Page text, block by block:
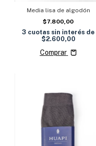
Media lisa de algodón
$7.800,00
3 cuotas sin interés de
$2.600,00
Comprar